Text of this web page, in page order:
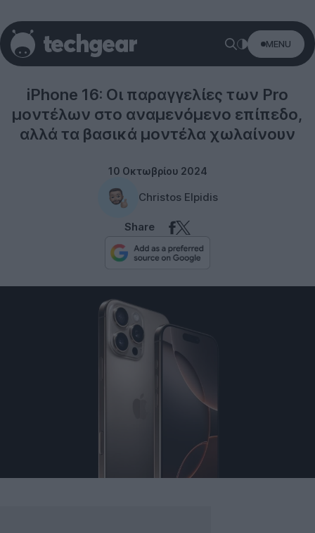
MENU
iPhone 16: Οι παραγγελίες των Pro
μοντέλων στο αναμενόμενο επίπεδο,
αλλά τα βασικά μοντέλα χωλαίνουν
10 Οκτωβρίου 2024
Christos Elpidis
Share